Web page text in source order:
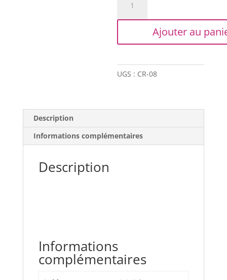
Crochet
acrylique
10
Ajouter au
UGS : CR-08
Description
Informations complémentaires
Description
Informations
complémentaires